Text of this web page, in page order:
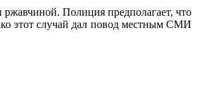
ржавчиной. Полиция предполагает, что
этот случай дал повод местным СМИ